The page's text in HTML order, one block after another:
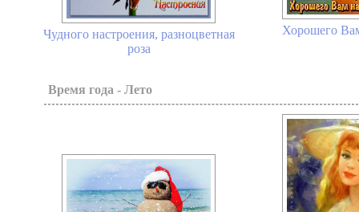
Чудного настроения, разноцветная
роза
Хорошего
Время года - Лето